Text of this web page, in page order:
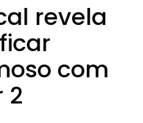
revela
com
2